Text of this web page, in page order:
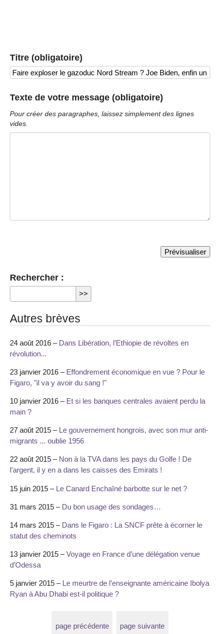
Titre (obligatoire)
Texte de votre message (obligatoire)
Pour créer des paragraphes, laissez simplement des lignes
vides.
Rechercher :
Autres brèves
24 août 2016 – Dans Libération, l’Ethiopie de révoltes en
révolution...
23 janvier 2016 – Effondrement économique en vue ? Pour le
Figaro, "il va y avoir du sang !"
10 janvier 2016 – Et si les banques centrales avaient perdu la
main ?
27 août 2015 – Le gouvernement hongrois, avec son mur anti-
migrants ... oublie 1956
22 août 2015 – Non à la TVA dans les pays du Golfe ! De
l’argent, il y en a dans les caisses des Emirats !
15 juin 2015 – Le Canard Enchaîné barbotte sur le net ?
31 mars 2015 – Du bon usage des sondages…
14 mars 2015 – Dans le Figaro : La SNCF prête à écorner le
statut des cheminots
13 janvier 2015 –Voyage en France d’une délégation venue
d’Odessa
5 janvier 2015 – Le meurtre de l’enseignante américaine Ibolya
Ryan à Abu Dhabi est-il politique ?
page précédente page suivante